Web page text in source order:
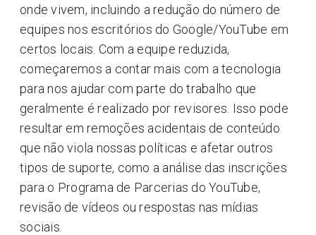
onde vivem, incluindo a redução do número de
equipes nos escritórios do Google/YouTube em
certos locais. Com a equipe reduzida,
começaremos a contar mais com a tecnologia
para nos ajudar com parte do trabalho que
geralmente é realizado por revisores. Isso pode
resultar em remoções acidentais de conteúdo
que não viola nossas políticas e afetar outros
tipos de suporte, como a análise das inscrições
para o Programa de Parcerias do YouTube,
revisão de vídeos ou respostas nas mídias
sociais.